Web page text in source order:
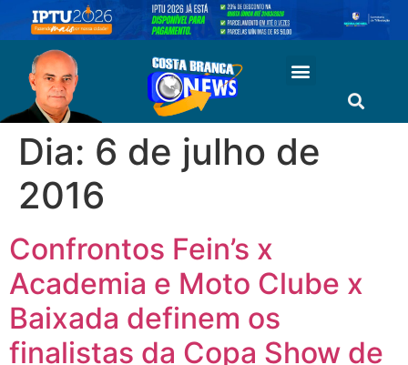
Dia: 6 de julho de
2016
Confrontos Fein’s x
Academia e Moto Clube x
Baixada definem os
finalistas da Copa Show de